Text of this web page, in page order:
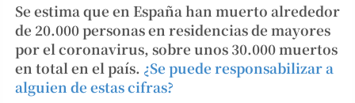
Se estima que en España han muerto alrededor
de 20.000 personas en residencias de mayores
por el coronavirus, sobre unos 30.000 muertos
en total en el país. ¿Se puede responsabilizar a
alguien de estas cifras?